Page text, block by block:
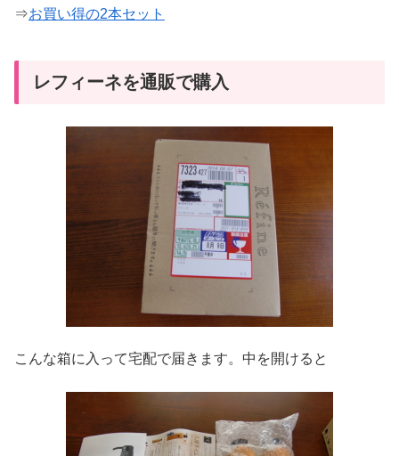
⇒お買い得の2本セット
レフィーネを通販で購入
こんな箱に入って宅配で届きます。中を開けると